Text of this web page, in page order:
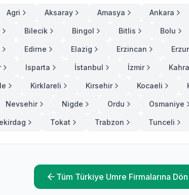
Agri Aksaray Amasya Ankara
Bilecik Bingol Bitlis Bolu
Edirne Elazig Erzincan
Isparta İstanbul İzmir
Kirklareli Kirsehir Kocaeli
Nevsehir Nigde Ordu Osmaniye
Tokat Trabzon Tunceli
Tüm Türkiye Umre Firmalarına Dön